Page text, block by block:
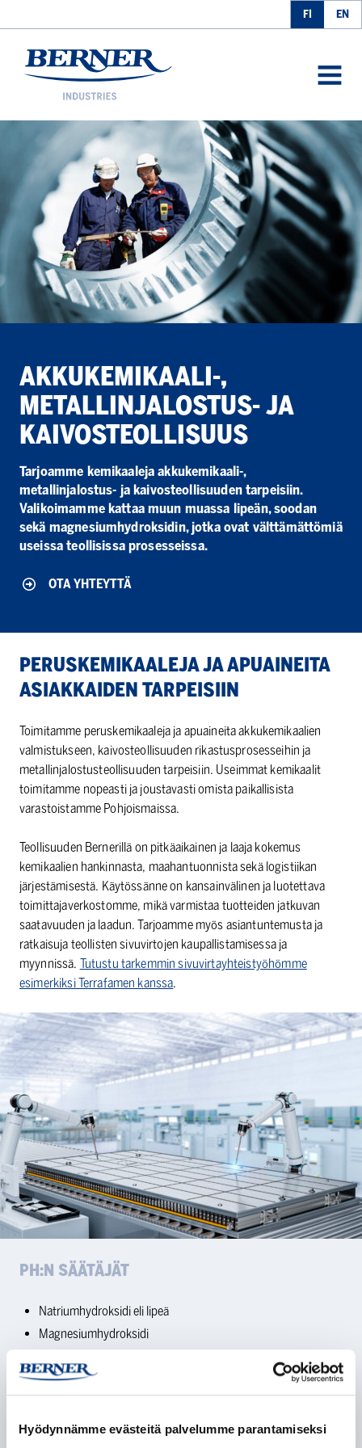
Hyödynnämme evästeitä palvelumme parantamiseksi
FI EN
AKKUKEMIKAALI-,
METALLINJA­LOSTUS- JA
KAIVOSTEOL­LI­SUUS
Tarjoamme kemikaaleja akkukemikaali-,
metallinjalostus- ja kaivosteollisuuden tarpeisiin.
Valikoimamme kattaa muun muassa lipeän, soodan
sekä magnesiumhydroksidin, jotka ovat välttämättömiä
useissa teollisissa prosesseissa.
OTA YHTEYTTÄ
PERUSKEMIKAA­LEJA JA APUAINEITA
ASIAKKAIDEN TARPEISIIN
Toimitamme peruskemikaaleja ja apuaineita akkukemikaalien
valmistukseen, kaivosteollisuuden rikastusprosesseihin ja
metallinjalostusteollisuuden tarpeisiin. Useimmat kemikaalit
toimitamme nopeasti ja joustavasti omista paikallisista
varastoistamme Pohjoismaissa.
Teollisuuden Bernerillä on pitkäaikainen ja laaja kokemus
kemikaalien hankinnasta, maahantuonnista sekä logistiikan
järjestämisestä. Käytössänne on kansainvälinen ja luotettava
toimittajaverkostomme, mikä varmistaa tuotteiden jatkuvan
saatavuuden ja laadun. Tarjoamme myös asiantuntemusta ja
ratkaisuja teollisten sivuvirtojen kaupallistamisessa ja
myynnissä. Tutustu tarkemmin sivuvirtayhteistyöhömme
esimerkiksi Terrafamen kanssa.
PH:N SÄÄTÄJÄT
Natriumhydroksidi eli lipeä
Magnesiumhydroksidi
Askorbiinihappo
Sitruunahappo